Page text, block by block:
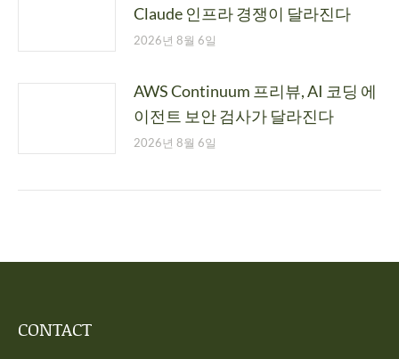
Claude 인프라 경쟁이 달라진다
2026년 8월 6일
AWS Continuum 프리뷰, AI 코딩 에
이전트 보안 검사가 달라진다
2026년 8월 6일
CONTACT